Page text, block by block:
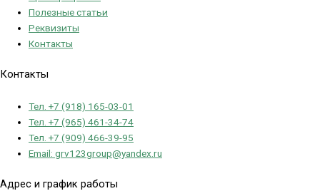
Полезные статьи
Реквизиты
Контакты
Контакты
Тел. +7 (918) 165-03-01
Тел. +7 (965) 461-34-74
Тел. +7 (909) 466-39-95
Email: grv123group@yandex.ru
Адрес и график работы